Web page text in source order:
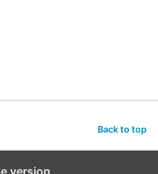
Back to top
version